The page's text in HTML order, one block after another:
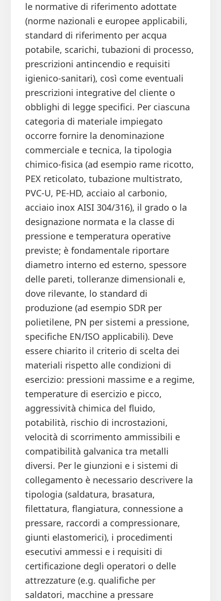
le normative di riferimento adottate
(norme nazionali e europee applicabili,
standard di riferimento per acqua
potabile, scarichi, tubazioni di processo,
prescrizioni antincendio e requisiti
igienico-sanitari), così come eventuali
prescrizioni integrative del cliente o
obblighi di legge specifici. Per ciascuna
categoria di materiale impiegato
occorre fornire la denominazione
commerciale e tecnica, la tipologia
chimico-fisica (ad esempio rame ricotto,
PEX reticolato, tubazione multistrato,
PVC-U, PE-HD, acciaio al carbonio,
acciaio inox AISI 304/316), il grado o la
designazione normata e la classe di
pressione e temperatura operative
previste; è fondamentale riportare
diametro interno ed esterno, spessore
delle pareti, tolleranze dimensionali e,
dove rilevante, lo standard di
produzione (ad esempio SDR per
polietilene, PN per sistemi a pressione,
specifiche EN/ISO applicabili). Deve
essere chiarito il criterio di scelta dei
materiali rispetto alle condizioni di
esercizio: pressioni massime e a regime,
temperature di esercizio e picco,
aggressività chimica del fluido,
potabilità, rischio di incrostazioni,
velocità di scorrimento ammissibili e
compatibilità galvanica tra metalli
diversi. Per le giunzioni e i sistemi di
collegamento è necessario descrivere la
tipologia (saldatura, brasatura,
filettatura, flangiatura, connessione a
pressare, raccordi a compressionare,
giunti elastomerici), i procedimenti
esecutivi ammessi e i requisiti di
certificazione degli operatori o delle
attrezzature (e.g. qualifiche per
saldatori, macchine a pressare